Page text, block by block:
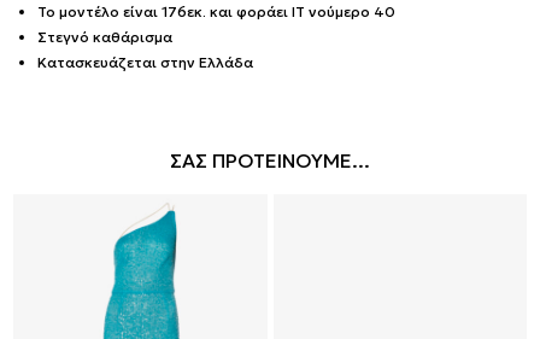
Το μοντέλο είναι 176εκ. και φοράει IT νούμερο 40
Στεγνό καθάρισμα
Κατασκευάζεται στην Ελλάδα
ΣΑΣ ΠΡΟΤΕΙΝΟΥΜΕ...